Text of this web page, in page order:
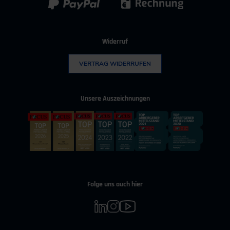
Widerruf
VERTRAG WIDERRUFEN
Unsere Auszeichnungen
Folge uns auch hier